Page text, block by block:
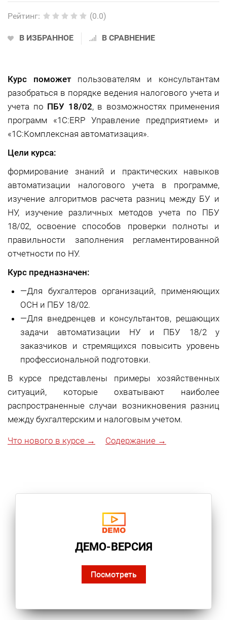
Рейтинг: (0.0)
В ИЗБРАННОЕ В СРАВНЕНИЕ
Курс поможет пользователям и консультантам
разобраться в порядке ведения налогового учета и
учета по ПБУ 18/02, в возможностях применения
программ «1С:ERP Управление предприятием» и
«1С:Комплексная автоматизация».
Цели курса:
формирование знаний и практических навыков
автоматизации налогового учета в программе,
изучение алгоритмов расчета разниц между БУ и
НУ, изучение различных методов учета по ПБУ
18/02, освоение способов проверки полноты и
правильности заполнения регламентированной
отчетности по НУ.
Курс предназначен:
—Для бухгалтеров организаций, применяющих
ОСН и ПБУ 18/02.
—Для внедренцев и консультантов, решающих
задачи автоматизации НУ и ПБУ 18/2 у
заказчиков и стремящихся повысить уровень
профессиональной подготовки.
В курсе представлены примеры хозяйственных
ситуаций, которые охватывают наиболее
распространенные случаи возникновения разниц
между бухгалтерским и налоговым учетом.
Что нового в курсе → Содержание →
ДЕМО-ВЕРСИЯ
Посмотреть